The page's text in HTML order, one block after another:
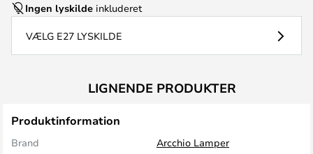
Ingen lyskilde inkluderet
VÆLG E27 LYSKILDE
LIGNENDE PRODUKTER
Produktinformation
Brand
Arcchio Lamper